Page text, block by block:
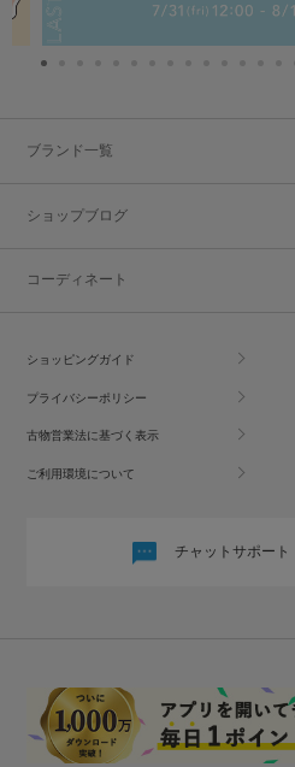
ブランド一覧
ショップブログ
コーディネート
ショッピングガイド
プライバシーポリシー
古物営業法に基づく表示
ご利用環境について
チャットサポート